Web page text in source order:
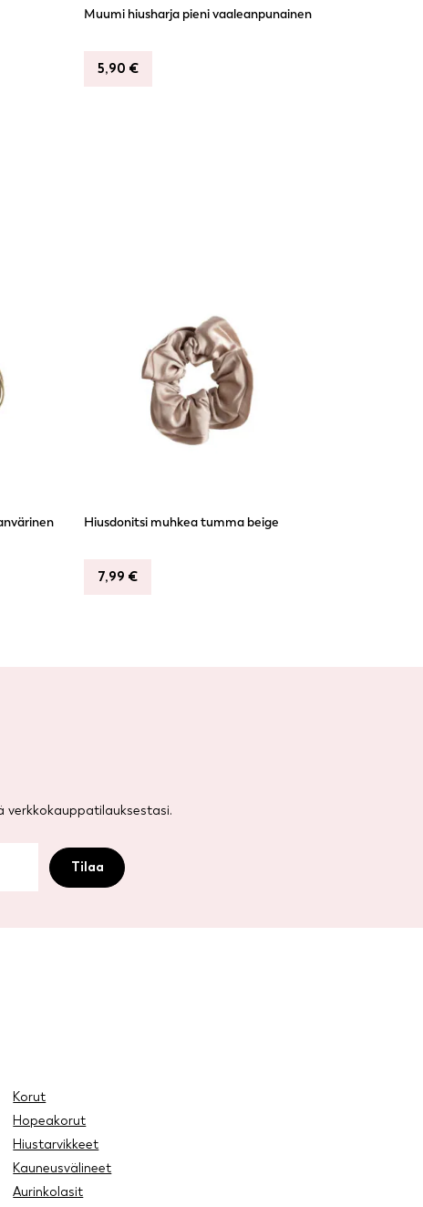
Muumi hiusharja pieni vaaleanpunainen
5,90 €
Hiusdonitsi muhkea tumma beige
7,99 €
verkkokauppatilauksestasi.
Korut
Hopeakorut
Hiustarvikkeet
Kauneusvälineet
Aurinkolasit